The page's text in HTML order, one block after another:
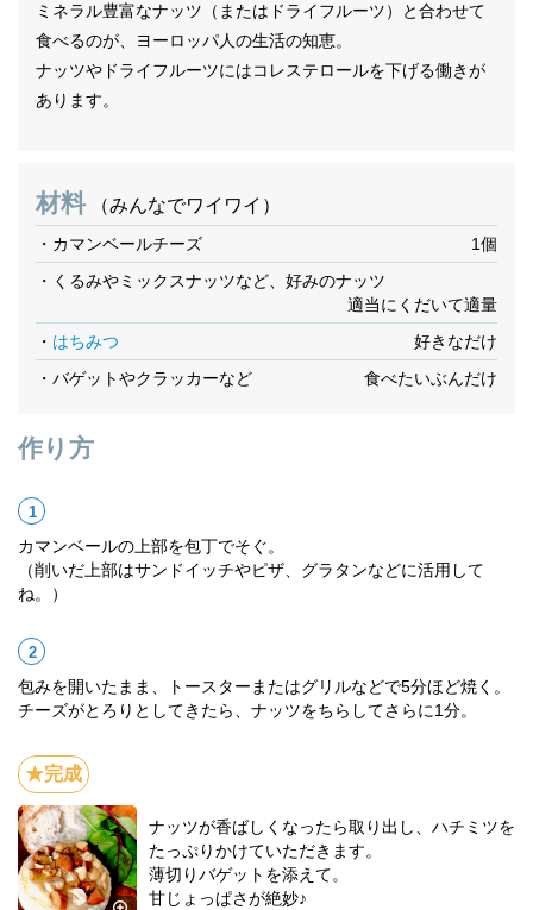
ミネラル豊富なナッツ（またはドライフルーツ）と合わせて
食べるのが、ヨーロッパ人の生活の知恵。
ナッツやドライフルーツにはコレステロールを下げる働きが
あります。
材料 （みんなでワイワイ）
・カマンベールチーズ
1個
・くるみやミックスナッツなど、好みのナッツ
適当にくだいて適量
・ はちみつ
好きなだけ
・バゲットやクラッカーなど
食べたいぶんだけ
作り方
カマンベールの上部を包丁でそぐ。
（削いだ上部はサンドイッチやピザ、グラタンなどに活用して
ね。）
包みを開いたまま、トースターまたはグリルなどで5分ほど焼く。
チーズがとろりとしてきたら、ナッツをちらしてさらに1分。
ナッツが香ばしくなったら取り出し、ハチミツを
たっぷりかけていただきます。
薄切りバゲットを添えて。
甘じょっぱさが絶妙♪